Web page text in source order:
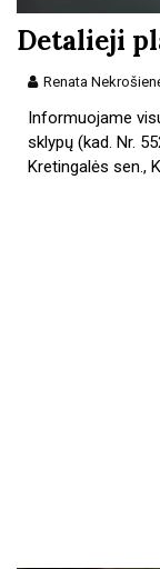
Detalieji
Renata
Informuojame
sklypų (kad. Nr.
Kretingalės sen.,